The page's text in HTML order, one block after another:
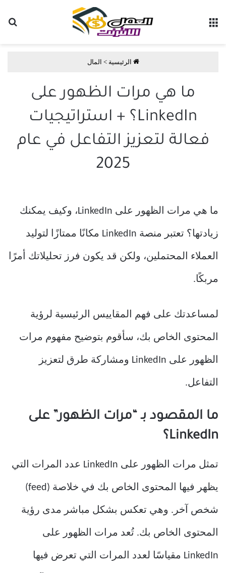
الرئيسية > المال
ما هي مرات الظهور على
LinkedIn؟ + استراتيجيات
فعالة لتعزيز التفاعل في عام
2025
ما هي مرات الظهور على LinkedIn، وكيف يمكنك
زيادتها؟ تعتبر منصة LinkedIn مكانًا ممتازًا لتوليد
العملاء المحتملين، ولكن قد يكون فرز تحليلاتك أمرًا
مربكًا.
لمساعدتك على فهم المقاييس الرئيسية لرؤية
المحتوى الخاص بك، سأقوم بتوضيح مفهوم مرات
الظهور على LinkedIn ومشاركة طرق لتعزيز
التفاعل.
ما المقصود بـ “مرات الظهور” على
LinkedIn؟
تمثل مرات الظهور على LinkedIn عدد المرات التي
يظهر فيها المحتوى الخاص بك في خلاصة (feed)
شخص آخر. وهي تعكس بشكل مباشر مدى رؤية
المحتوى الخاص بك. تُعد مرات الظهور على
LinkedIn مقياسًا لعدد المرات التي تعرض فيها